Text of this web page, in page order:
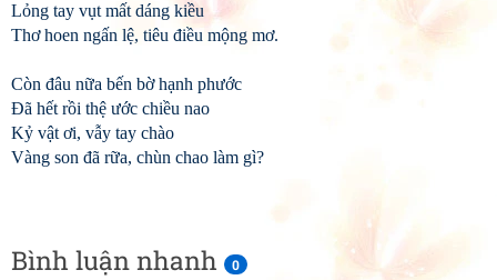
Bình luận nhanh 0
Lỏng tay vụt mất dáng kiều
Thơ hoen ngấn lệ, tiêu điều mộng mơ.
Còn đâu nữa bến bờ hạnh phước
Đã hết rồi thệ ước chiều nao
Kỷ vật ơi, vẫy tay chào
Vàng son đã rữa, chùn chao làm gì?